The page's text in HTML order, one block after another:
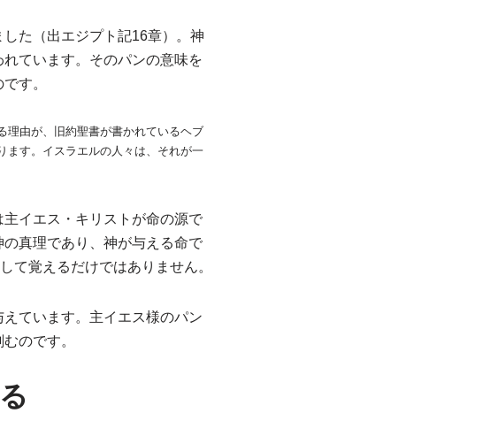
た（出エジプト記16章）。神
ています。そのパンの意味を
す。
理由が、旧約聖書が書かれているヘブ
ます。イスラエルの人々は、それが一
イエス・キリストが命の源で
真理であり、神が与える命で
て覚えるだけではありません。
ています。主イエス様のパン
のです。